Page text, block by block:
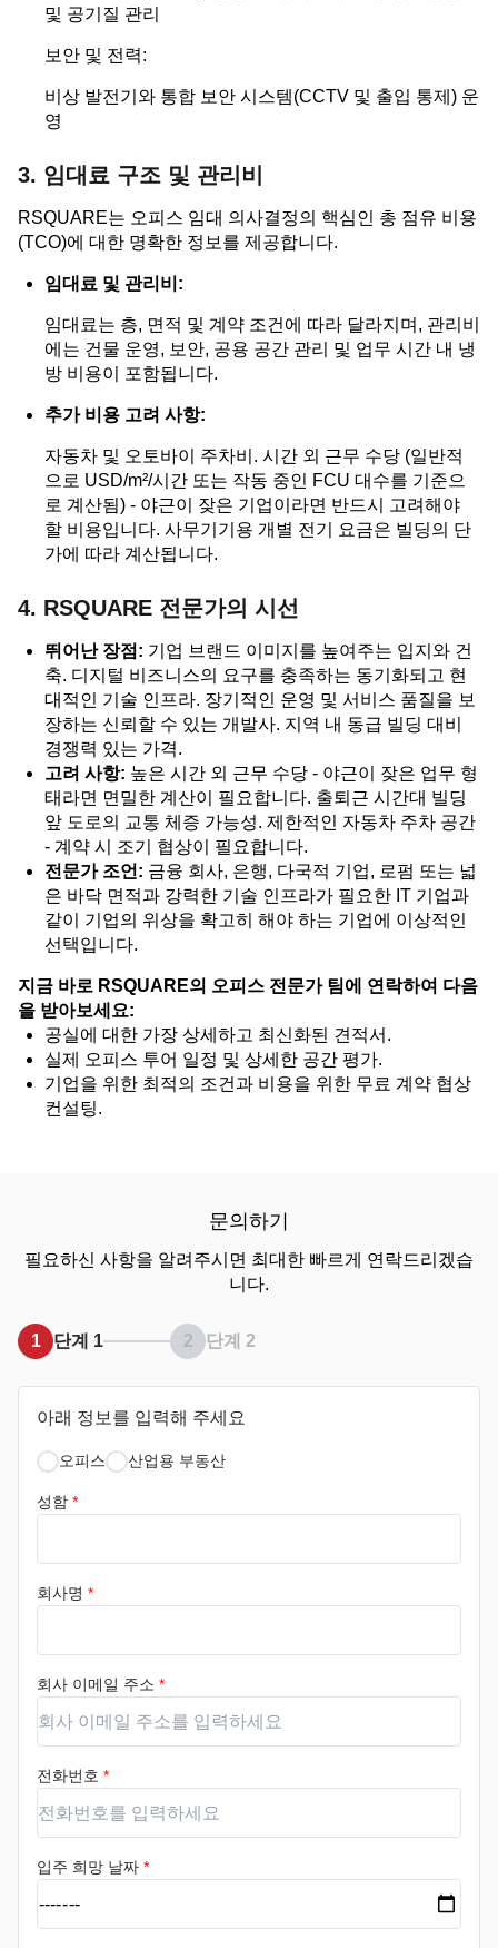
및 공기질 관리
보안 및 전력:
비상 발전기와 통합 보안 시스템(CCTV 및 출입 통제) 운
영
3. 임대료 구조 및 관리비
RSQUARE는 오피스 임대 의사결정의 핵심인 총 점유 비용
(TCO)에 대한 명확한 정보를 제공합니다.
임대료 및 관리비:
임대료는 층, 면적 및 계약 조건에 따라 달라지며, 관리비
에는 건물 운영, 보안, 공용 공간 관리 및 업무 시간 내 냉
방 비용이 포함됩니다.
추가 비용 고려 사항:
자동차 및 오토바이 주차비. 시간 외 근무 수당 (일반적
으로 USD/m²/시간 또는 작동 중인 FCU 대수를 기준으
로 계산됨) - 야근이 잦은 기업이라면 반드시 고려해야
할 비용입니다. 사무기기용 개별 전기 요금은 빌딩의 단
가에 따라 계산됩니다.
4. RSQUARE 전문가의 시선
뛰어난 장점: 기업 브랜드 이미지를 높여주는 입지와 건
축. 디지털 비즈니스의 요구를 충족하는 동기화되고 현
대적인 기술 인프라. 장기적인 운영 및 서비스 품질을 보
장하는 신뢰할 수 있는 개발사. 지역 내 동급 빌딩 대비
경쟁력 있는 가격.
고려 사항: 높은 시간 외 근무 수당 - 야근이 잦은 업무 형
태라면 면밀한 계산이 필요합니다. 출퇴근 시간대 빌딩
앞 도로의 교통 체증 가능성. 제한적인 자동차 주차 공간
- 계약 시 조기 협상이 필요합니다.
전문가 조언: 금융 회사, 은행, 다국적 기업, 로펌 또는 넓
은 바닥 면적과 강력한 기술 인프라가 필요한 IT 기업과
같이 기업의 위상을 확고히 해야 하는 기업에 이상적인
선택입니다.
지금 바로 RSQUARE의 오피스 전문가 팀에 연락하여 다음
을 받아보세요:
공실에 대한 가장 상세하고 최신화된 견적서.
실제 오피스 투어 일정 및 상세한 공간 평가.
기업을 위한 최적의 조건과 비용을 위한 무료 계약 협상
컨설팅.
문의하기
필요하신 사항을 알려주시면 최대한 빠르게 연락드리겠습
니다.
1 단계 1 2 단계 2
아래 정보를 입력해 주세요
오피스 산업용 부동산
성함 *
회사명 *
회사 이메일 주소 *
전화번호 *
입주 희망 날짜 *